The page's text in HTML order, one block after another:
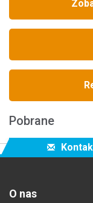
Pobrane
O nas